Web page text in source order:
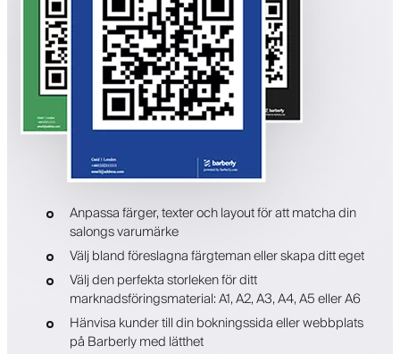
Anpassa färger, texter och layout för att matcha din
salongs varumärke
Välj bland föreslagna färgteman eller skapa ditt eget
Välj den perfekta storleken för ditt
marknadsföringsmaterial: A1, A2, A3, A4, A5 eller A6
Hänvisa kunder till din bokningssida eller webbplats
på Barberly med lätthet